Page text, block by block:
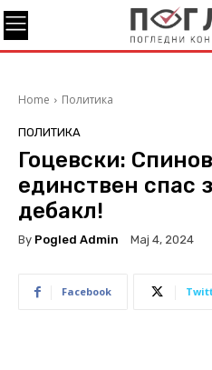
Home Политика
ПОЛИТИКА
Гоцевски:
единствен спас
дебакл!
By Pogled Admin Мај 4, 2024
Facebook